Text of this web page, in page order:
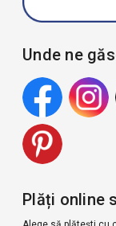
Unde ne
Plăți online